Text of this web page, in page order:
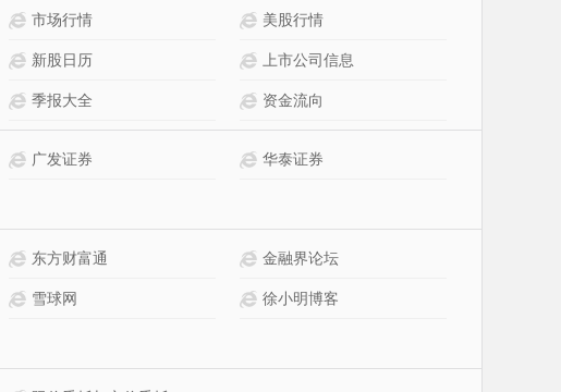
市场行情 美股行情
新股日历 上市公司信息
季报大全 资金流向
广发证券 华泰证券
东方财富通 金融界论坛
雪球网 徐小明博客